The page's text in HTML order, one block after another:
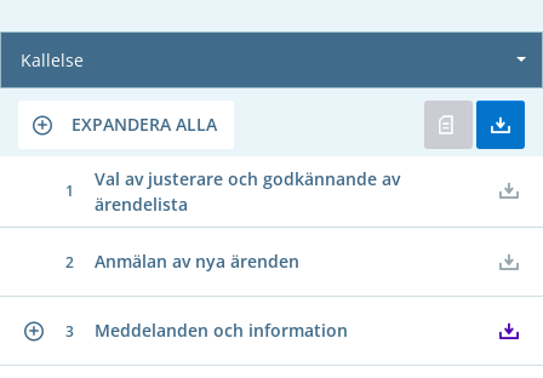
Kallelse
EXPANDERA ALLA
1
Val av justerare och godkännande av
ärendelista
2 Anmälan av nya ärenden
3 Meddelanden och information